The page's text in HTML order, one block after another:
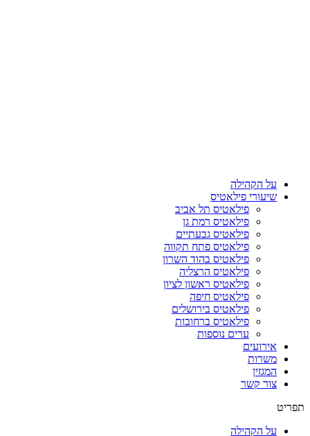
על הקהילה
שיעורי פילאטיס
פילאטיס תל אביב
פילאטיס רמת גן
פילאטיס גבעתיים
פילאטיס פתח תקווה
פילאטיס בהוד השרון
פילאטיס הרצליה
פילאטיס ראשון לציון
פילאטיס חיפה
פילאטיס בירושלים
פילאטיס ברחובות
ערים נוספות
אירועים
משרות
המגזין
צור קשר
תפריט
על הקהילה